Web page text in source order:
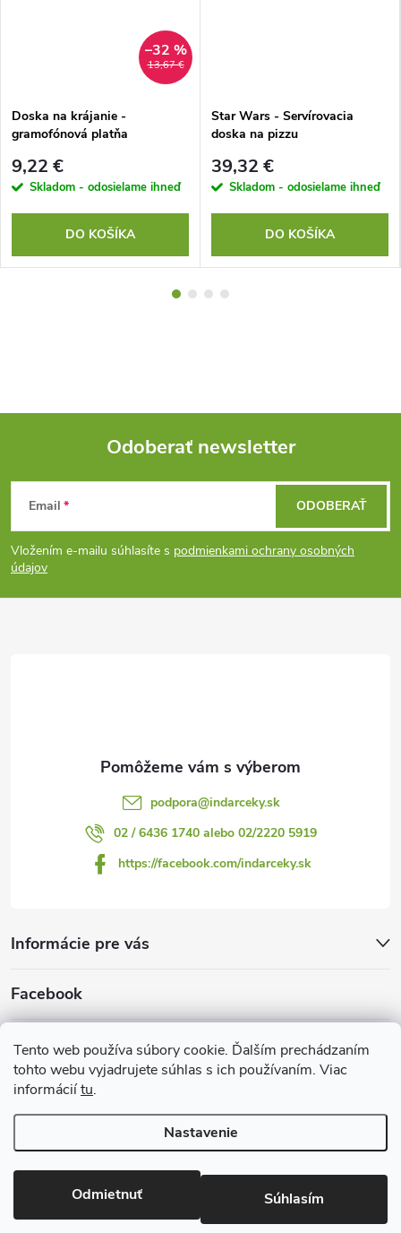
Tento web používa súbory cookie. Ďalším prechádzaním
tohto webu vyjadrujete súhlas s ich používaním. Viac
informáciítu.
Nastavenie
Odmietnuť Súhlasím
13,67 €
–32 %
Doska na krájanie -
gramofónová platňa
9,22 €
Skladom - odosielame ihneď
DO KOŠÍKA
Star Wars - Servírovacia
doska na pizzu
39,32 €
Skladom - odosielame ihneď
DO KOŠÍKA
Z
á
p
Odoberať newsletter
Email
Vložením e-mailu súhlasíte s podmienkami ochrany osobných
údajov
ODOBERAŤ
podpora@indarceky.sk
02 / 6436 1740 alebo 02/2220 5919
https://facebook.com/indarceky.sk
Informácie pre vás
Facebook
Prijímame online platby
Copyright 2026Indarčeky.sk. Všetky práva vyhradené.Upraviť
nastavenie cookies